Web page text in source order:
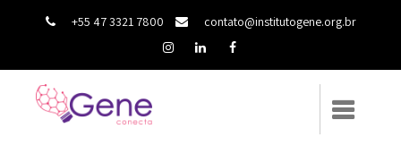
+55 47 3321 7800 contato@institutogene.org.br